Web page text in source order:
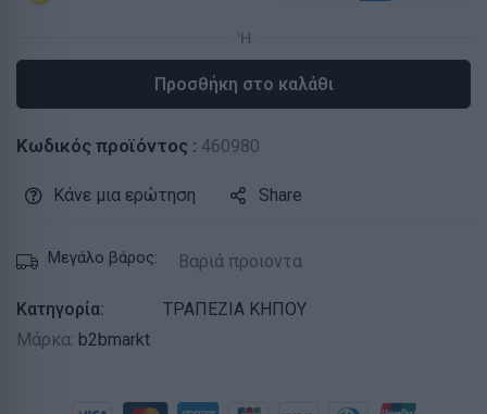
Προσθήκη στο καλάθι
Κωδικός προϊόντος : 460980
Κάνε μια ερώτηση Share
Μεγάλο βάρος: Βαριά προιοντα
Κατηγορία:
ΤΡΑΠΕΖΙΑ ΚΗΠΟΥ
Μάρκα: b2bmarkt